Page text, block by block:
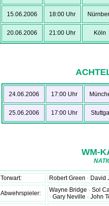
15.06.2006 18:00 Uhr
20.06.2006 21:00 Uhr Köln
24.06.2006 17:00 Uhr
25.06.2006 17:00 Uhr
WM-
Torwart: Robert Green · David
Abwehrspieler: Wayne Bridge · Sol
· Gary Neville · John